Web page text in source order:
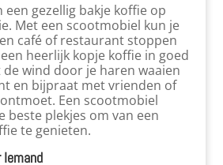
een gezellig bakje koffie op
Met een scootmobiel kun je
café of restaurant stoppen
heerlijk kopje koffie in goed
de wind door je haren waaien
en bijpraat met vrienden of
Een scootmobiel
beste plekjes om van een
te genieten.
Iemand